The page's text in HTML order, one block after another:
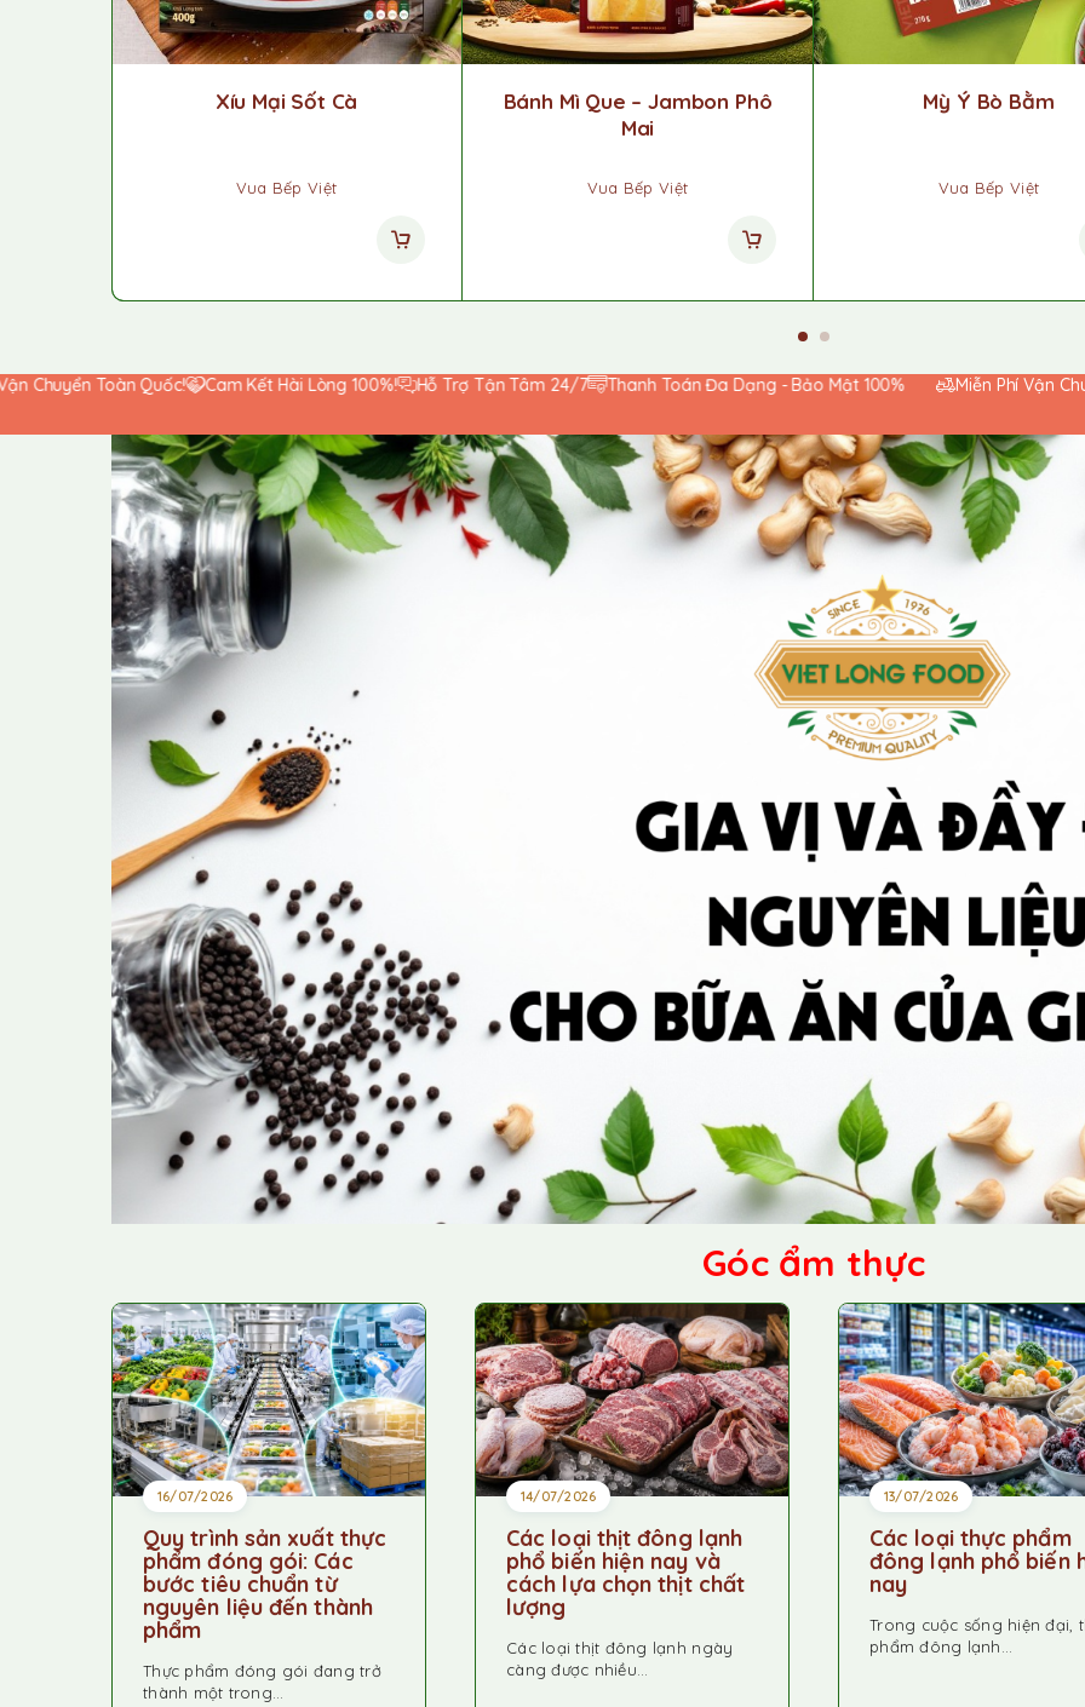
Xíu Mại Sốt Cà
Vua Bếp Việt
Bánh Mì Que – Jambon Phô
Mai
Vua Bếp Việt
Mỳ Ý Bò Bằm
Vua Bếp Việt
Quốc! Cam Kết Hài Lòng 100%! Hỗ Trợ Tận Tâm 24/7 Thanh Toán Đa Dạng - Bảo Mật 100% Miễn Phí Vận Chuyển Toàn
Góc ẩm thực
16/07/2026
Quy trình sản xuất thực
phẩm đóng gói: Các
bước tiêu chuẩn từ
nguyên liệu đến thành
phẩm
Thực phẩm đóng gói đang trở
thành một trong…
14/07/2026
Các loại thịt đông lạnh
phổ biến hiện nay và
cách lựa chọn thịt chất
lượng
Các loại thịt đông lạnh ngày
càng được nhiều…
13/07/2026
Các loại thực phẩm
đông lạnh phổ biến
nay
Trong cuộc sống hiện đại,
phẩm đông lạnh…